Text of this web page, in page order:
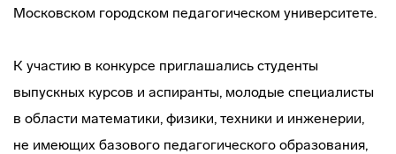
Московском городском педагогическом университете.
К участию в конкурсе приглашались студенты
выпускных курсов и аспиранты, молодые специалисты
в области математики, физики, техники и инженерии,
не имеющих базового педагогического образования,